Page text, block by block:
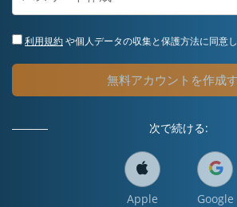
利用規約や個人データの収集と保護方法に同意し
無料アカウントを作成
次で続ける:
Apple Google